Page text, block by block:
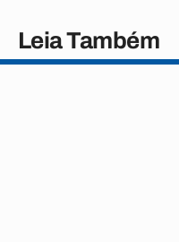
Leia Também